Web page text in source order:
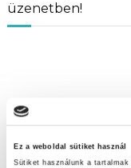
Ez a weboldal sütiket használ
Sütiket használunk a
üzenetben!